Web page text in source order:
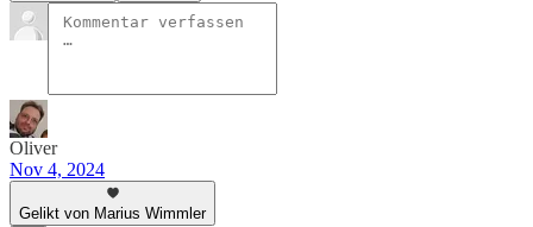
Oliver
Nov 4, 2024
Gelikt von Marius Wimmler